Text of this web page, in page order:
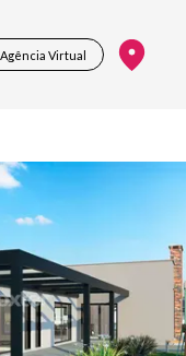
Agência Virtual